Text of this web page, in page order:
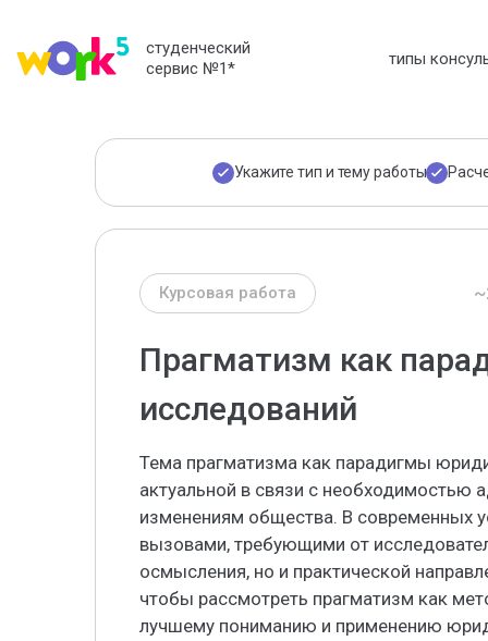
студенческий
сервис №1* типы
Укажите тип и тему работы
Курсовая работа
Прагматизм как
исследований
Тема прагматизма как парадигмы
актуальной в связи с необходимостью
изменениям общества. В современных
вызовами, требующими от
осмысления, но и практической
чтобы рассмотреть прагматизм как
лучшему пониманию и применению